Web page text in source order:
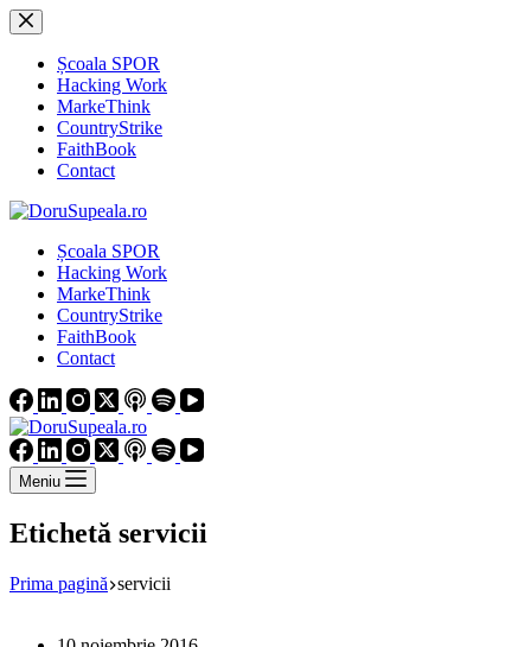
Sari
la
conținutȘcoala SPOR
Hacking Work
MarkeThink
CountryStrike
FaithBook
Contact
Școala SPOR
Hacking Work
MarkeThink
CountryStrike
FaithBook
Contact
Meniu
Etichetă servicii
Prima pagină servicii